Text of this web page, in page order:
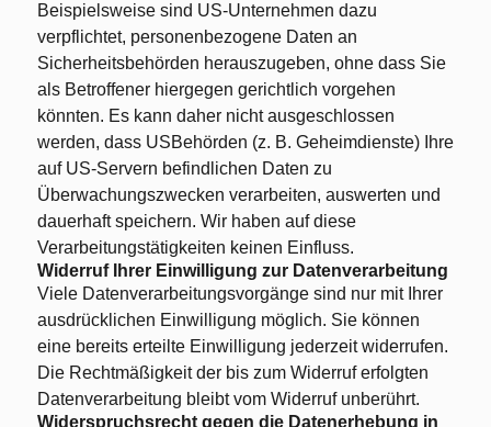
Beispielsweise sind US-Unternehmen dazu
verpflichtet, personenbezogene Daten an
Sicherheitsbehörden herauszugeben, ohne dass Sie
als Betroffener hiergegen gerichtlich vorgehen
könnten. Es kann daher nicht ausgeschlossen
werden, dass USBehörden (z. B. Geheimdienste) Ihre
auf US-Servern befindlichen Daten zu
Überwachungszwecken verarbeiten, auswerten und
dauerhaft speichern. Wir haben auf diese
Verarbeitungstätigkeiten keinen Einfluss.
Widerruf Ihrer Einwilligung zur Datenverarbeitung
Viele Datenverarbeitungsvorgänge sind nur mit Ihrer
ausdrücklichen Einwilligung möglich. Sie können
eine bereits erteilte Einwilligung jederzeit widerrufen.
Die Rechtmäßigkeit der bis zum Widerruf erfolgten
Datenverarbeitung bleibt vom Widerruf unberührt.
Widerspruchsrecht gegen die Datenerhebung in